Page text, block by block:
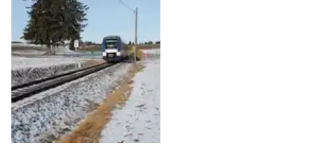
BR 38 DB 038 · DR 38.10-40 preuß. P8
BR 41 DR 41.1 ·Reko-Lok·
BR 50 Öl DR 50.50 ·DR-Umbau·
Dieselloks | 92 80
1 218 BR 218
1 245 BR 245 ·Traxx DE ME·
2010
2011
2013
2014
2015
2016
2017